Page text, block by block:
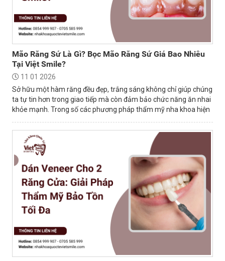
Mão Răng Sứ Là Gì? Bọc Mão Răng Sứ Giá Bao Nhiêu
Tại Việt Smile?
11 01 2026
Sở hữu một hàm răng đều đẹp, trắng sáng không chỉ giúp chúng
ta tự tin hơn trong giao tiếp mà còn đảm bảo chức năng ăn nhai
khỏe mạnh. Trong số các phương pháp thẩm mỹ nha khoa hiện